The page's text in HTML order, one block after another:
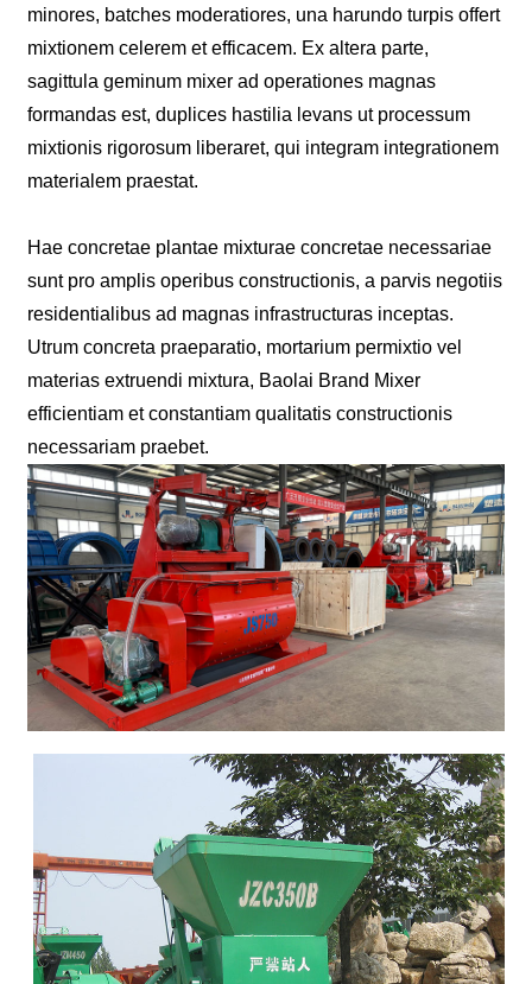
minores, batches moderatiores, una harundo turpis offert
mixtionem celerem et efficacem. Ex altera parte,
sagittula geminum mixer ad operationes magnas
formandas est, duplices hastilia levans ut processum
mixtionis rigorosum liberaret, qui integram integrationem
materialem praestat.
Hae concretae plantae mixturae concretae necessariae
sunt pro amplis operibus constructionis, a parvis negotiis
residentialibus ad magnas infrastructuras inceptas.
Utrum concreta praeparatio, mortarium permixtio vel
materias extruendi mixtura, Baolai Brand Mixer
efficientiam et constantiam qualitatis constructionis
necessariam praebet.